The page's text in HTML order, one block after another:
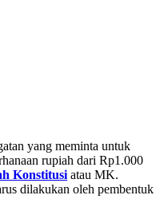
yang meminta untuk
rupiah dari Rp1.000
Konstitusi atau MK.
dilakukan oleh pembentuk